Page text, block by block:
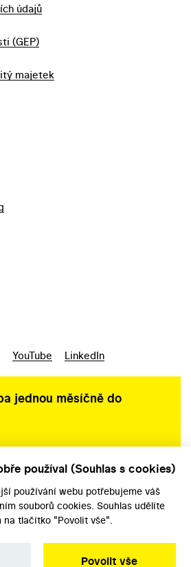
údajů
(GEP)
majetek
YouTube LinkedIn
jednou měsíčně do
používal (Souhlas s cookies)
používání webu potřebujeme váš
souborů cookies. Souhlas udělíte
na tlačítko "Povolit vše".
Povolit vše